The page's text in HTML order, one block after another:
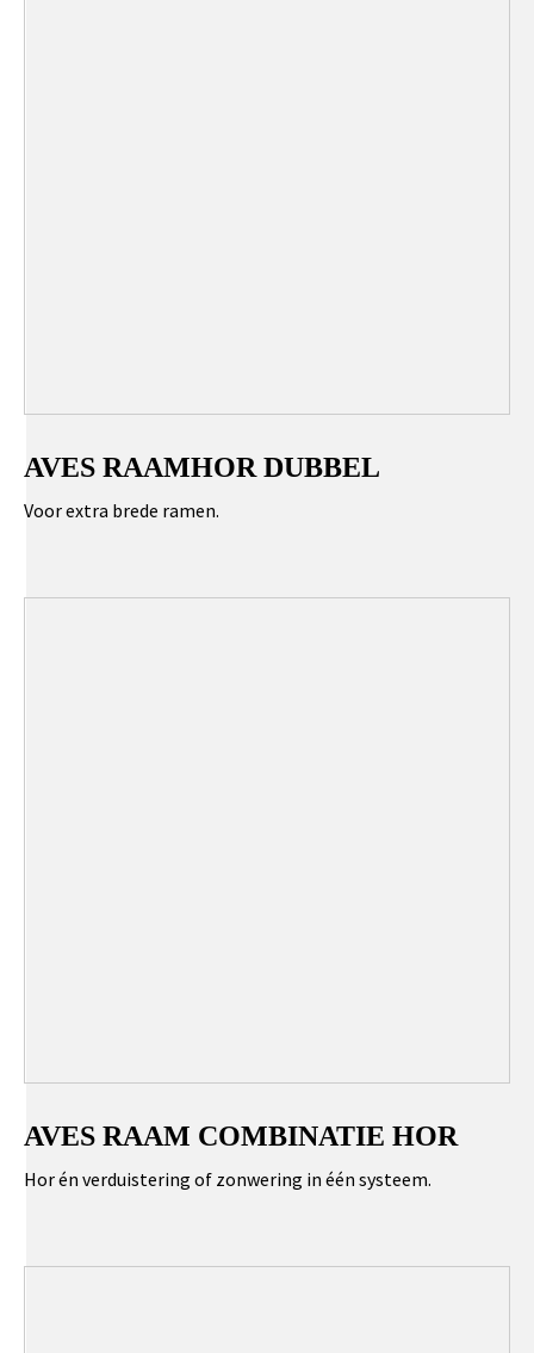
AVES RAAMHOR DUBBEL
Voor extra brede ramen.
AVES RAAM COMBINATIE HOR
Hor én verduistering of zonwering in één systeem.